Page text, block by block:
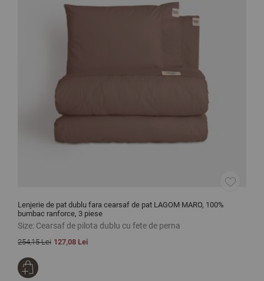
Lenjerie de pat dublu fara cearsaf de pat LAGOM MARO, 100%
bumbac ranforce, 3 piese
Size: Cearsaf de pilota dublu cu fete de perna
254,15 Lei 127,08 Lei